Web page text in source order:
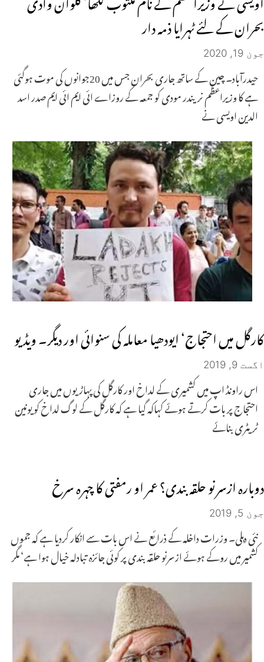
بحران کے لئے ٹہرایا ذمہ دار
جون 19, 2020
حیدرآباد۔ چین کے ساتھ جاری بحران جس میں 20جوانوں کی موت ہوگئی
ہے کا وزیراعظم نریندر مودی کو جمعہ کے روزاے ائی ایم ائی ایم صدر اسد
الدین اویسی نے
کارگل میں احتجاج‘ ایودھیا معاملہ کی سنوائی اور دیگر۔ ویڈیو
اگست 9, 2019
اس راونڈ اپ میں کشمیری کے لداخ اور کارگل کی پہاڑیوں میں جاری
احتجاج پر بات کرتے ہوئے کہاکہ گیا ہے کہ کارگل کے لوگ لداخ کو یونین
ٹریٹری بنائے
دوبارہ ازسر نو حلقہ بندی؟ عمر او رمفتی کا چہرہ سرخ
جون 5, 2019
نئی دہلی۔ وزرات داخلہ کے ذرائع نے اس بات سے انکار کردیا ہے کہ جموں
کشمیر میں روکے ہوئے ازسرنو حلقہ بندی پر کوئی جائزہ تبادلہ خیال ہوا ہے‘ مگر